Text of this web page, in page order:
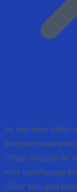
Ja, det finns billån
kampanjbaserade
Oftast erbjuds de
eller certifierade
villkor som god